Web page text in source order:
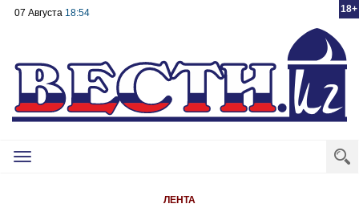
18+
07 Августа 18:54
Toggle
ЛЕНТА